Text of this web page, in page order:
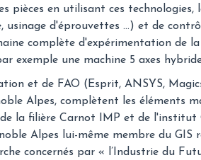
pièces en utilisant ces
d'éprouvettes ...) et de
complète d'expérimentation de
exemple une machine 5 axes
et de FAO (Esprit, ANSYS,
Alpes, complètent les éléments
la filière Carnot IMP et de l'institut
Alpes lui-même membre du GIS
concernés par « l’Industrie du